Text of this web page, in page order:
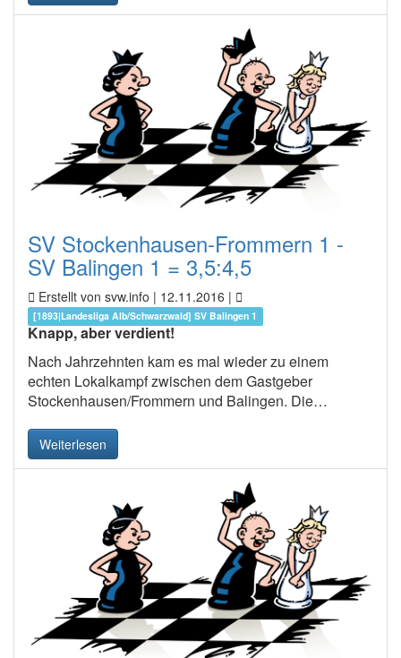
SV Stockenhausen-Frommern 1 -
SV Balingen 1 = 3,5:4,5
Erstellt von svw.info | 12.11.2016 |
[1893|Landesliga Alb/Schwarzwald] SV Balingen 1
Knapp, aber verdient!
Nach Jahrzehnten kam es mal wieder zu einem
echten Lokalkampf zwischen dem Gastgeber
Stockenhausen/Frommern und Balingen. Die…
Weiterlesen